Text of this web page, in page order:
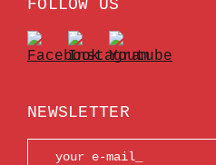
FOLLOW US
NEWSLETTER